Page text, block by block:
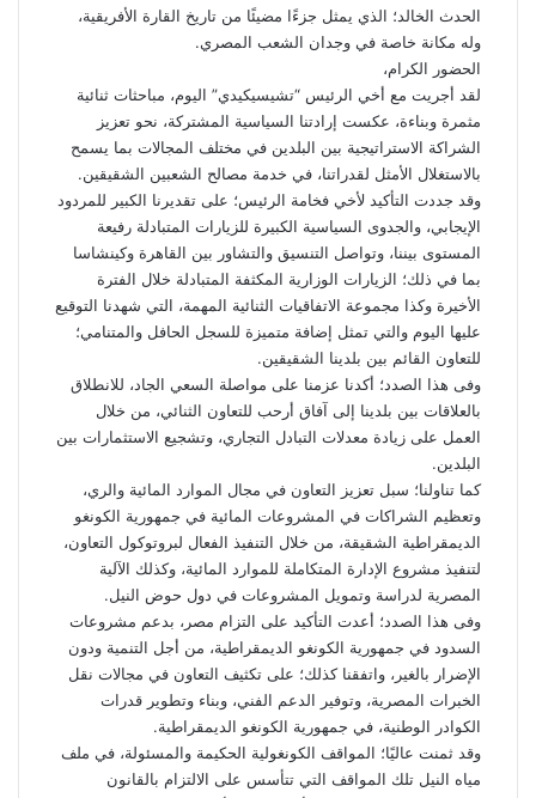
الحدث الخالد؛ الذي يمثل جزءًا مضيئًا من تاريخ القارة الأفريقية،
وله مكانة خاصة في وجدان الشعب المصري.
الحضور الكرام،
لقد أجريت مع أخي الرئيس “تشيسيكيدي” اليوم، مباحثات ثنائية
مثمرة وبناءة، عكست إرادتنا السياسية المشتركة، نحو تعزيز
الشراكة الاستراتيجية بين البلدين في مختلف المجالات بما يسمح
بالاستغلال الأمثل لقدراتنا، في خدمة مصالح الشعبين الشقيقين.
وقد جددت التأكيد لأخي فخامة الرئيس؛ على تقديرنا الكبير للمردود
الإيجابي، والجدوى السياسية الكبيرة للزيارات المتبادلة رفيعة
المستوى بيننا، وتواصل التنسيق والتشاور بين القاهرة وكينشاسا
بما في ذلك؛ الزيارات الوزارية المكثفة المتبادلة خلال الفترة
الأخيرة وكذا مجموعة الاتفاقيات الثنائية المهمة، التي شهدنا التوقيع
عليها اليوم والتي تمثل إضافة متميزة للسجل الحافل والمتنامي؛
للتعاون القائم بين بلدينا الشقيقين.
وفى هذا الصدد؛ أكدنا عزمنا على مواصلة السعي الجاد، للانطلاق
بالعلاقات بين بلدينا إلى آفاق أرحب للتعاون الثنائي، من خلال
العمل على زيادة معدلات التبادل التجاري، وتشجيع الاستثمارات بين
البلدين.
كما تناولنا؛ سبل تعزيز التعاون في مجال الموارد المائية والري،
وتعظيم الشراكات في المشروعات المائية في جمهورية الكونغو
الديمقراطية الشقيقة، من خلال التنفيذ الفعال لبروتوكول التعاون،
لتنفيذ مشروع الإدارة المتكاملة للموارد المائية، وكذلك الآلية
المصرية لدراسة وتمويل المشروعات في دول حوض النيل.
وفى هذا الصدد؛ أعدت التأكيد على التزام مصر، بدعم مشروعات
السدود في جمهورية الكونغو الديمقراطية، من أجل التنمية ودون
الإضرار بالغير، واتفقنا كذلك؛ على تكثيف التعاون في مجالات نقل
الخبرات المصرية، وتوفير الدعم الفني، وبناء وتطوير قدرات
الكوادر الوطنية، في جمهورية الكونغو الديمقراطية.
وقد ثمنت عاليًا؛ المواقف الكونغولية الحكيمة والمسئولة، في ملف
مياه النيل تلك المواقف التي تتأسس على الالتزام بالقانون